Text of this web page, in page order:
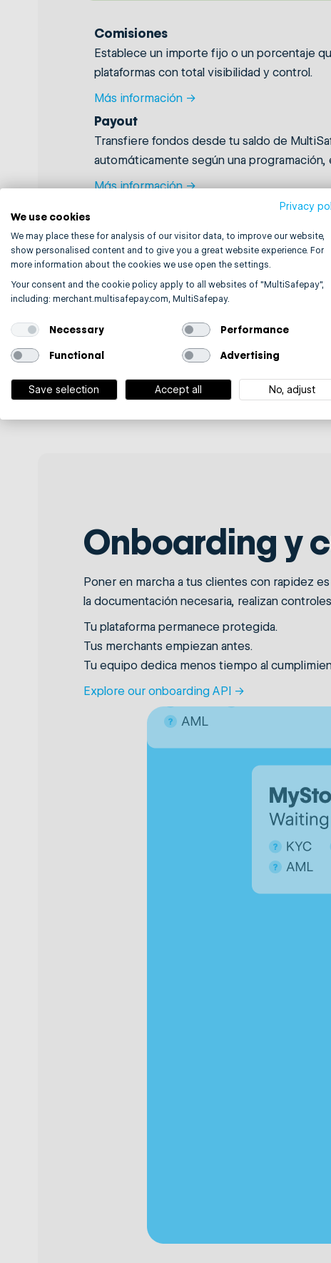
Comisiones
Establece un importe fijo o un porcentaje
plataformas con total visibilidad y control.
Más información →
Payout
Transfiere fondos desde tu saldo de
automáticamente según una programación,
Más información →
Diseñado
Ya seas un marketplace global, un ISV
modelo operativo y a tus objetivos de
Onboarding y
Poner en marcha a tus clientes con rapidez
la documentación necesaria, realizan
Tu plataforma permanece protegida.
Tus merchants empiezan antes.
Tu equipo dedica menos tiempo al
Explore our onboarding API →
Privacy
We use cookies
We may place these for analysis of our visitor data, to improve our website,
show personalised content and to give you a great website experience. For
more information about the cookies we use open the settings.
Your consent and the cookie policy apply to all websites of "MultiSafepay",
including: merchant.multisafepay.com, MultiSafepay.
Necessary
Performance
Functional
Advertising
Save selection Accept all No, adjust